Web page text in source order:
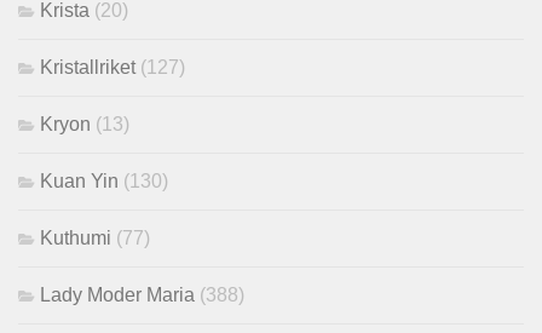
Krista (20)
Kristallriket (127)
Kryon (13)
Kuan Yin (130)
Kuthumi (77)
Lady Moder Maria (388)